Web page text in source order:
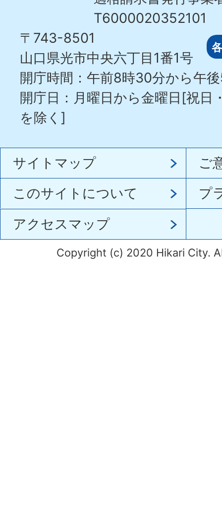
T6000020352101
〒743-8501
山口県光市中央六丁目1番1号
開庁時間：午前8時30分から午
開庁日：月曜日から金曜日[祝日
を除く]
サイトマップ
ご
このサイトについて
プ
アクセスマップ
Copyright (c) 2020 Hikari City.